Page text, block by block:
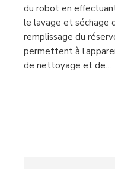
du robot en
le lavage et séchage
remplissage du
permettent à
de nettoyage et de…